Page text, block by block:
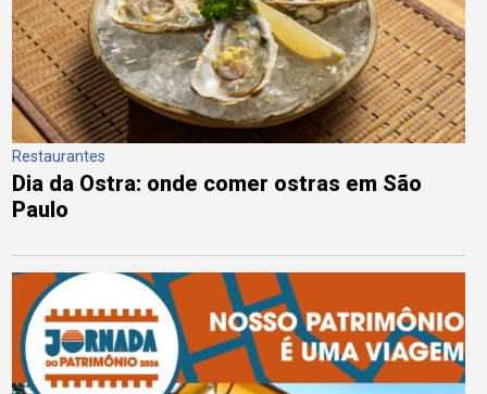
Restaurantes
Dia da Ostra: onde comer ostras em São
Paulo